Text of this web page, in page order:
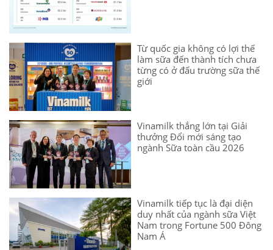
Từ quốc gia không có lợi thế
làm sữa đến thành tích chưa
từng có ở đấu trường sữa thế
giới
Vinamilk thắng lớn tại Giải
thưởng Đổi mới sáng tạo
ngành Sữa toàn cầu 2026
Vinamilk tiếp tục là đại diện
duy nhất của ngành sữa Việt
Nam trong Fortune 500 Đông
Nam Á